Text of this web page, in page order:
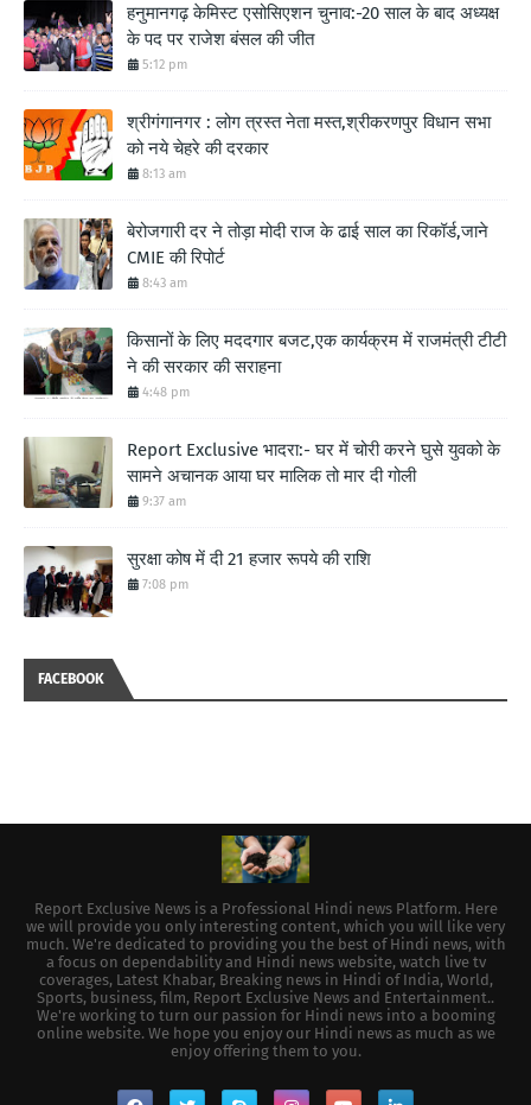
हनुमानगढ़ केमिस्ट एसोसिएशन चुनाव:-20 साल के बाद अध्यक्ष
के पद पर राजेश बंसल की जीत
5:12 pm
श्रीगंगानगर : लोग त्रस्त नेता मस्त,श्रीकरणपुर विधान सभा
को नये चेहरे की दरकार
8:13 am
बेरोजगारी दर ने तोड़ा मोदी राज के ढाई साल का रिकॉर्ड,जाने
CMIE की रिपोर्ट
8:43 am
किसानों के लिए मददगार बजट,एक कार्यक्रम में राजमंत्री टीटी
ने की सरकार की सराहना
4:48 pm
Report Exclusive भादरा:- घर में चोरी करने घुसे युवको के
सामने अचानक आया घर मालिक तो मार दी गोली
9:37 am
सुरक्षा कोष में दी 21 हजार रूपये की राशि
7:08 pm
FACEBOOK
Report Exclusive News is a Professional Hindi news Platform. Here
we will provide you only interesting content, which you will like very
much. We're dedicated to providing you the best of Hindi news, with
a focus on dependability and Hindi news website, watch live tv
coverages, Latest Khabar, Breaking news in Hindi of India, World,
Sports, business, film, Report Exclusive News and Entertainment..
We're working to turn our passion for Hindi news into a booming
online website. We hope you enjoy our Hindi news as much as we
enjoy offering them to you.